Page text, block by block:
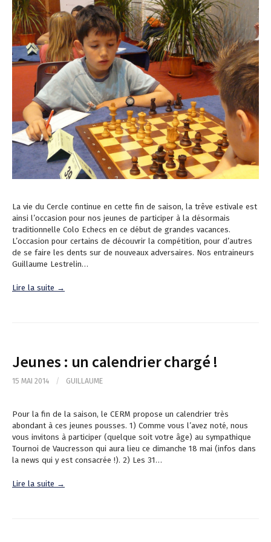
La vie du Cercle continue en cette fin de saison, la trêve estivale est
ainsi l’occasion pour nos jeunes de participer à la désormais
traditionnelle Colo Echecs en ce début de grandes vacances.
L’occasion pour certains de découvrir la compétition, pour d’autres
de se faire les dents sur de nouveaux adversaires. Nos entraineurs
Guillaume Lestrelin…
Lire la suite →
Jeunes : un calendrier chargé !
15 MAI 2014 / GUILLAUME
Pour la fin de la saison, le CERM propose un calendrier très
abondant à ces jeunes pousses. 1) Comme vous l’avez noté, nous
vous invitons à participer (quelque soit votre âge) au sympathique
Tournoi de Vaucresson qui aura lieu ce dimanche 18 mai (infos dans
la news qui y est consacrée !). 2) Les 31…
Lire la suite →